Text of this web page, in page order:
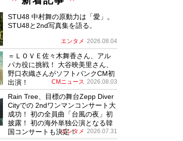
STU48 中村舞の原動力は「愛」。
STU48と2nd写真集を語る。
エンタメ 2026.08.04
＝ＬＯＶＥ佐々木舞香さん、アル
パカ役に挑戦！ 大谷映美里さん、
野口衣織さんがソフトバンクCM初
出演！
CMニュース 2026.08.03
Rain Tree、目標の舞台Zepp Diver
Cityでの 2ndワンマンコンサート大
成功！ 初の全員曲「台風の夜」初
披露！ 初の海外単独公演となる韓
国コンサートも決定！
エンタメ 2026.07.31